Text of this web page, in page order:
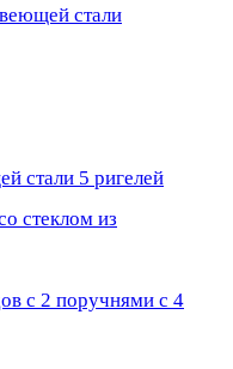
стали
стали 5 ригелей
стеклом из
с 2 поручнями с 4